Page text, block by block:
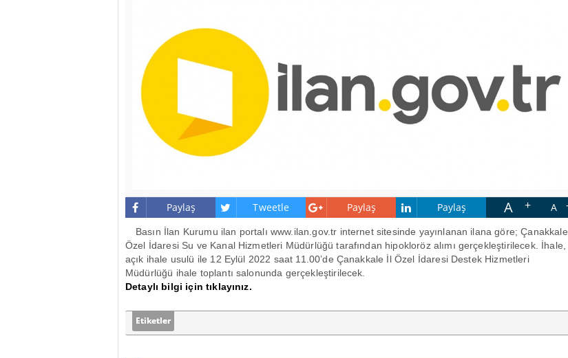
Paylaş Tweetle Paylaş Paylaş A A
Basın İlan Kurumu ilan portalı www.ilan.gov.tr internet sitesinde yayınlanan ilana göre; Çanakkale
Özel İdaresi Su ve Kanal Hizmetleri Müdürlüğü tarafından hipokloröz alımı gerçekleştirilecek. İhale,
açık ihale usulü ile 12 Eylül 2022 saat 11.00’de Çanakkale İl Özel İdaresi Destek Hizmetleri
Müdürlüğü ihale toplantı salonunda gerçekleştirilecek.
Detaylı bilgi için tıklayınız.
Etiketler